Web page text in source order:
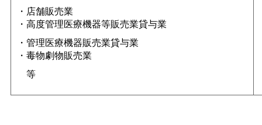
・店舗販売業
・高度管理医療機器等販売業貸与業
・管理医療機器販売業貸与業
・毒物劇物販売業
等